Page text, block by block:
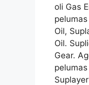
oli Gas
Oil,
Oil.
Gear.